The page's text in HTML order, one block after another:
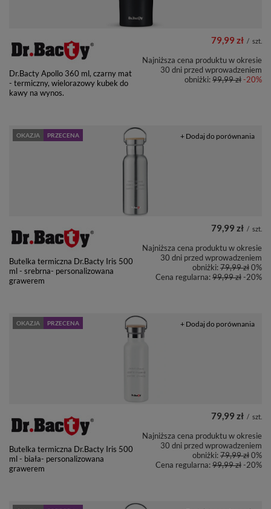
Dr.Bacty Apollo 360 ml, czarny mat
- termiczny, wielorazowy kubek do
kawy na wynos.
79,99 zł / szt.
Najniższa cena produktu w okresie
30 dni przed wprowadzeniem
obniżki:99,99 zł-20%
OKAZJA PRZECENA
Butelka termiczna Dr.Bacty Iris 500
ml - srebrna- personalizowana
grawerem
79,99 zł / szt.
Najniższa cena produktu w okresie
30 dni przed wprowadzeniem
obniżki:79,99 zł0%
Cena regularna:99,99 zł-20%
+ Dodaj do porównania
OKAZJA PRZECENA
Butelka termiczna Dr.Bacty Iris 500
ml - biała- personalizowana
grawerem
79,99 zł / szt.
Najniższa cena produktu w okresie
30 dni przed wprowadzeniem
obniżki:79,99 zł0%
Cena regularna:99,99 zł-20%
+ Dodaj do porównania